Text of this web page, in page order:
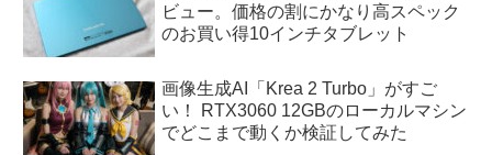
ビュー。価格の割にかなり高スペック
のお買い得10インチタブレット
画像生成AI「Krea 2 Turbo」がすご
い！ RTX3060 12GBのローカルマシン
でどこまで動くか検証してみた